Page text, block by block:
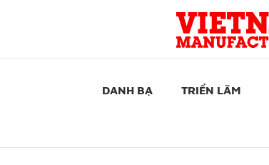
DANH BẠ TRIỂN LÃM